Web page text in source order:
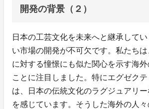
開発の背景（２）
日本の工芸文化を未来へと継承して
い市場の開発が不可欠です。私たち
に対する憧憬にも似た関心を示す海
ことに注目しました。特にエグゼク
は、日本の伝統文化のラグジュアリ
を感じています。そうした海外の人